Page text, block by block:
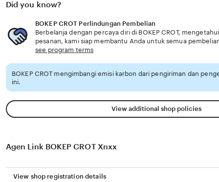
Did you know?
BOKEP CROT Perlindungan Pembelian
Berbelanja dengan percaya diri di BOKEP CROT,
pesanan, kami siap membantu Anda untuk semua
see program terms
BOKEP CROT mengimbangi emisi karbon dari pengiriman dan
ini.
View additional shop policies
Agen Link BOKEP CROT Xnxx
View shop registration details